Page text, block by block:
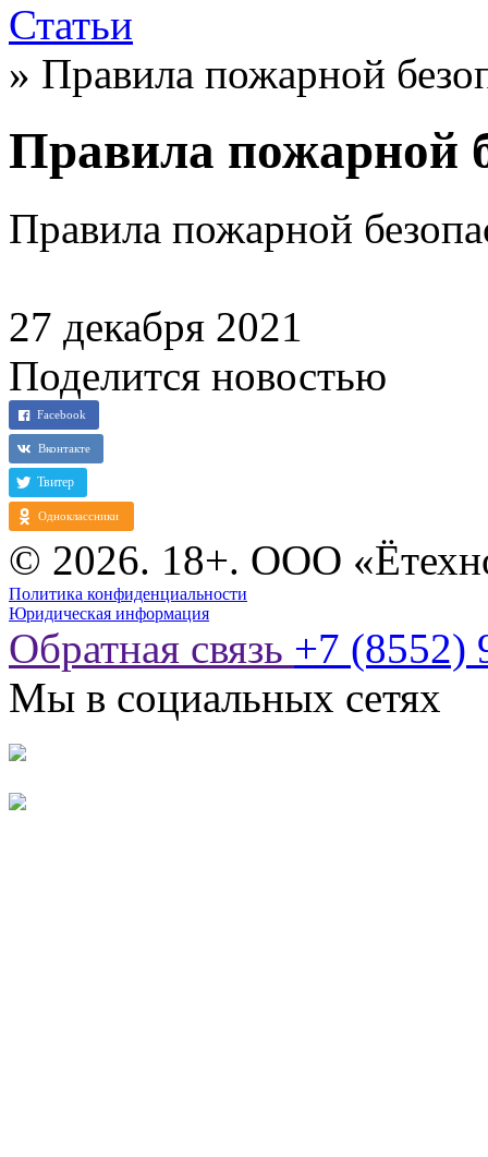
Статьи
» Правила пожарной
Правила пожарной
Правила пожарной
27 декабря 2021
Поделится новостью
© 2026. 18+. ООО
Политика конфиденциальности
Юридическая информация
Обратная связь +7 (8552)
Мы в социальных сетях